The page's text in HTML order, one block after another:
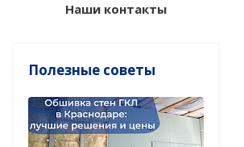
Наши контакты
Полезные советы